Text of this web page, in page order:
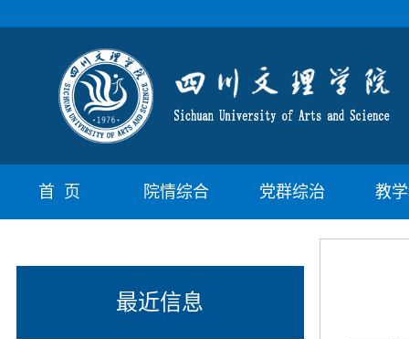
首 页 院情综合 党群综治 教
最近信息